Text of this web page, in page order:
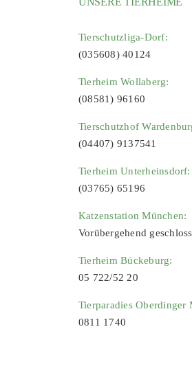
Tierschutzliga-Dorf:
(035608) 40124
Tierheim Wollaberg:
(08581) 96160
Tierschutzhof
(04407) 9137541
Tierheim Unterheinsdorf:
(03765) 65196
Katzenstation München:
Vorübergehend
Tierheim Bückeburg:
05 722/52 20
Tierparadies Oberdinger
0811 1740